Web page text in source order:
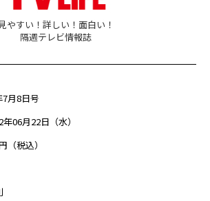
やすい！詳しい！面白い！
隔週テレビ情報誌
7月8日号
年06月22日（水）
（税込）